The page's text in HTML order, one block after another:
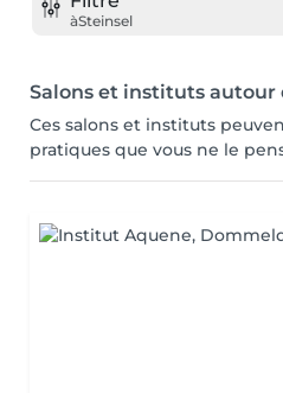
àSteinsel
Salons et instituts autour
Ces salons et instituts
pratiques que vous ne le